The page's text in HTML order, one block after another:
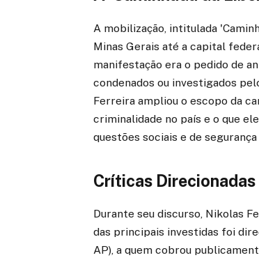
A mobilização, intitulada
Minas Gerais até a capital
manifestação era o pedido de
condenados ou investigados
Ferreira ampliou o escopo da
criminalidade no país e o que
questões sociais e de
Críticas
Durante seu discurso, Nikolas
das principais investidas foi
AP), a quem cobrou